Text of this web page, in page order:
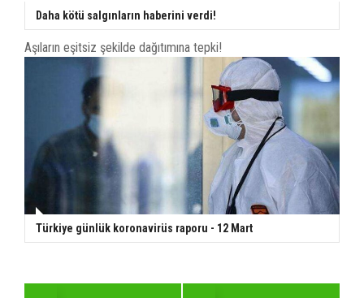
Daha kötü salgınların haberini verdi!
Aşıların eşitsiz şekilde dağıtımına tepki!
Türkiye günlük koronavirüs raporu - 12 Mart